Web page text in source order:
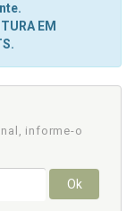
EM
informe-o
Ok